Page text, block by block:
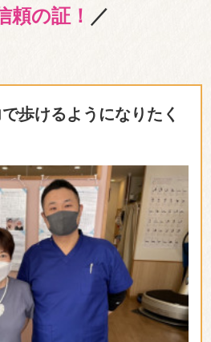
頼の証！ ／
歩けるようになりたく